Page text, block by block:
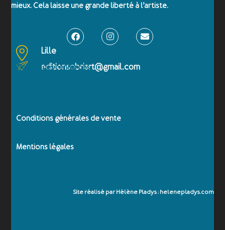
mieux. Cela laisse une grande liberté à l’artiste.
Lille
editionsobriart@gmail.com
Emballages renforcés
Conditions générales de vente
Mentions légales
Site réalisé par Hélène Pladys : helenepladys.com